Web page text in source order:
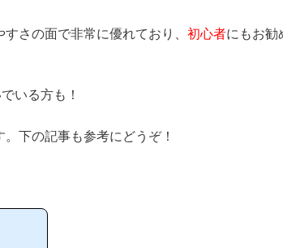
さの面で非常に優れており、 初心者にもお勧
いる方も！
。下の記事も参考にどうぞ！